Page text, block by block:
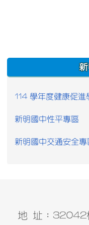
:::
114 學年度健康促
新明國中性平專區
新明國中交通安全專
地 址：32042